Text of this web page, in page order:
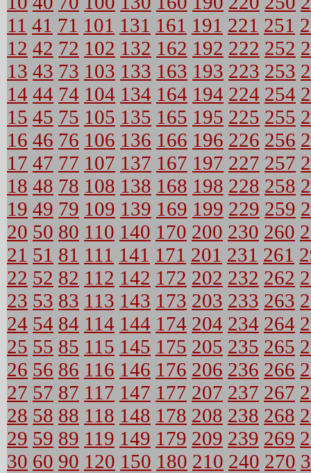
11 41 71 101 131 161 191 221 251
12 42 72 102 132 162 192 222 252
13 43 73 103 133 163 193 223 253
14 44 74 104 134 164 194 224 254
15 45 75 105 135 165 195 225 255
16 46 76 106 136 166 196 226 256
17 47 77 107 137 167 197 227 257
18 48 78 108 138 168 198 228 258
19 49 79 109 139 169 199 229 259
20 50 80 110 140 170 200 230 260
21 51 81 111 141 171 201 231 261
22 52 82 112 142 172 202 232 262
23 53 83 113 143 173 203 233 263
24 54 84 114 144 174 204 234 264
25 55 85 115 145 175 205 235 265
26 56 86 116 146 176 206 236 266
27 57 87 117 147 177 207 237 267
28 58 88 118 148 178 208 238 268
29 59 89 119 149 179 209 239 269
30 60 90 120 150 180 210 240 270